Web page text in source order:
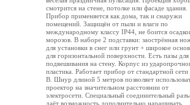
смотрится на стене, потолке или фасаде здания.
Прибор применяется как дома, так и снаружи
помещений. Защищён от пыли и влаги по
международному классу IP44, не боится
морозов. В наборе 2 подставки: заострённая
для установки в снег или грунт + широкое
для горизонтальной поверхности. Есть пазы для
подвешивания на стену. Корпус из
пластика. Работает прибор от стандартной сети
В. Шнур длиной 5 метров позволяет
проектор на значительном расстоянии от
электросети. Специальный соединительный
даёт возможность дополнительно наращивать